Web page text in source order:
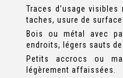
Traces d’usage
taches, usure de
Bois ou métal avec
endroits, légers sauts de
Petits accrocs ou
légèrement affaissées.